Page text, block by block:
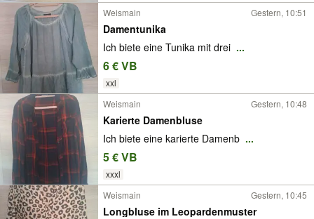
Weismain Gestern, 10:51
Damentunika
Ich biete eine Tunika mit drei ...
6 € VB
xxl
Weismain
Gestern, 10:48
Karierte Damenbluse
Ich biete eine karierte Damenb ...
5 € VB
xxxl
Weismain
Gestern, 10:45
Longbluse im Leopardenmuster